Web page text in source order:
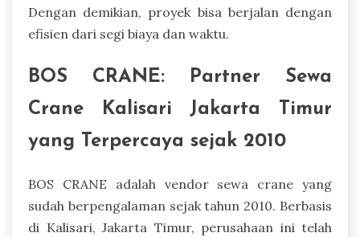
Dengan demikian, proyek bisa berjalan dengan
efisien dari segi biaya dan waktu.
BOS CRANE: Partner Sewa
Crane Kalisari Jakarta Timur
yang Terpercaya sejak 2010
BOS CRANE adalah vendor sewa crane yang
sudah berpengalaman sejak tahun 2010. Berbasis
di Kalisari, Jakarta Timur, perusahaan ini telah